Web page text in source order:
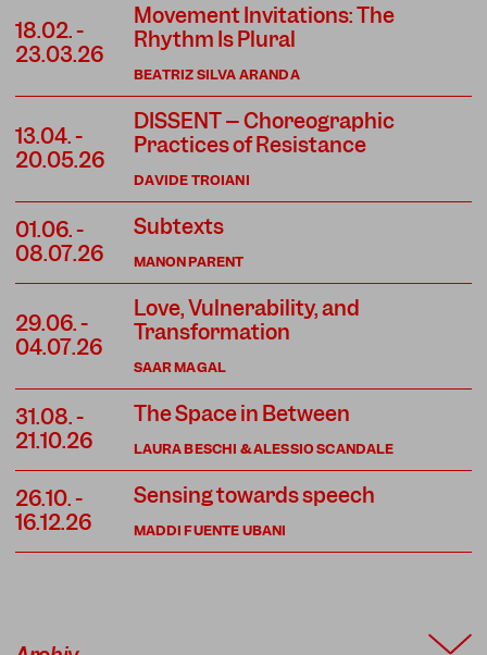
18.02.-
23.03.26
BEATRIZ SILVA ARANDA
Movement Invitations: The
Rhythm Is Plural
13.04.-
20.05.26
DAVIDE TROIANI
DISSENT – Choreographic
Practices of Resistance
01.06.-
08.07.26
MANON PARENT
Subtexts
29.06.-
04.07.26
SAAR MAGAL
Love, Vulnerability, and
Transformation
31.08.-
21.10.26
LAURA BESCHI & ALESSIO SCANDALE
The Space in Between
26.10.-
16.12.26
MADDI FUENTE UBANI
Sensing towards speech